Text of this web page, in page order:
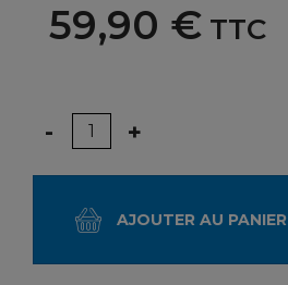
59,90 € TTC
Quantité
- +
AJOUTER AU PANIER